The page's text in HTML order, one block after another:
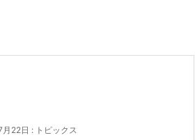
22日 : トピックス